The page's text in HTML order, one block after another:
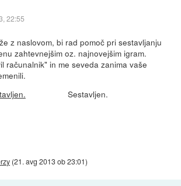
22:55
z naslovom, bi rad pomoč pri sestavljanju
zahtevnejšim oz. najnovejšim igram.
računalnik" in me seveda zanima vaše
Sestavljen.
(21. avg 2013 ob 23:01)